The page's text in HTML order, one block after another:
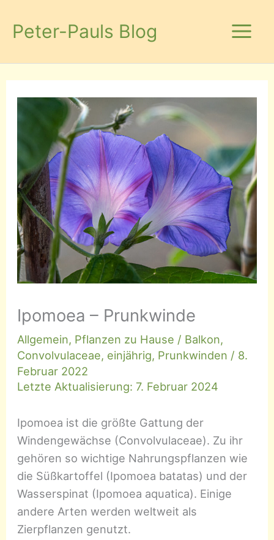
InhaltPeter-Pauls Blog
Ipomoea – Prunkwinde
Allgemein, Pflanzen zu Hause / Balkon,
Convolvulaceae, einjährig, Prunkwinden / 8.
Februar 2022
Letzte Aktualisierung: 7. Februar 2024
Ipomoea ist die größte Gattung der
Windengewächse (Convolvulaceae). Zu ihr
gehören so wichtige Nahrungspflanzen wie
die Süßkartoffel (Ipomoea batatas) und der
Wasserspinat (Ipomoea aquatica). Einige
andere Arten werden weltweit als
Zierpflanzen genutzt.